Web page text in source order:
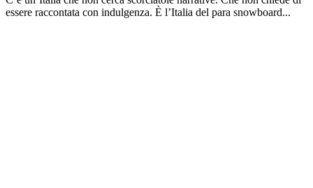
essere raccontata con indulgenza. È l’Italia del para snowboard...